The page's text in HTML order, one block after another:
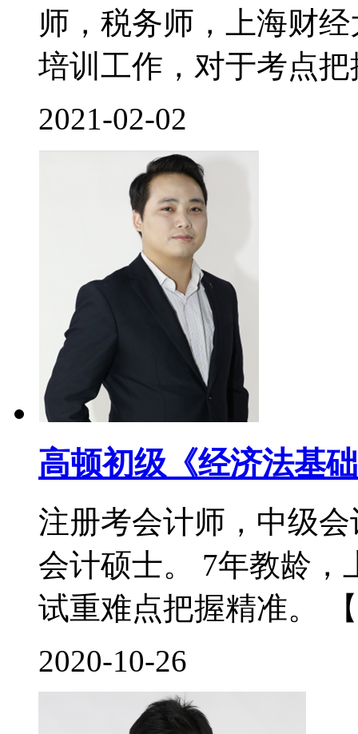
师，税务师，上海财
培训工作，对于考点
2021-02-02
高顿初级《经济法基
注册考会计师，中级
会计硕士。 7年教龄
试重难点把握精准。
2020-10-26